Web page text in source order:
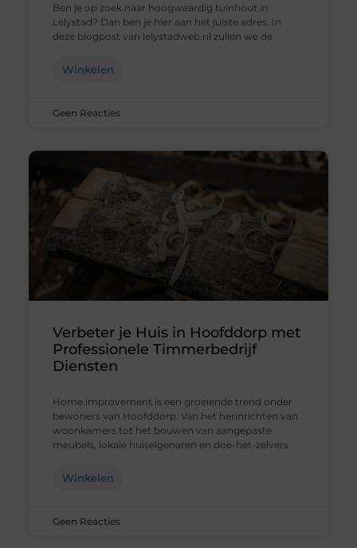
Ben je op zoek naar hoogwaardig tuinhout in
Lelystad? Dan ben je hier aan het juiste adres. In
deze blogpost van lelystadweb.nl zullen we de
Winkelen
Geen Reacties
Verbeter je Huis in Hoofddorp met
Professionele Timmerbedrijf
Diensten
Home improvement is een groeiende trend onder
bewoners van Hoofddorp. Van het herinrichten van
woonkamers tot het bouwen van aangepaste
meubels, lokale huiseigenaren en doe-het-zelvers
Winkelen
Geen Reacties